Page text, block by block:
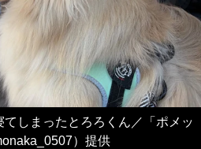
しまったとろろくん／「ポメッ
）提供